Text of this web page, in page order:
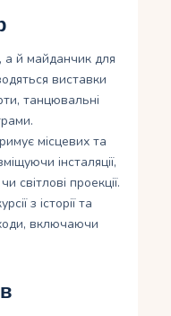
й майданчик для
виставки
танцювальні
місцевих та
інсталяції,
світлові проекції.
з історії та
включаючи